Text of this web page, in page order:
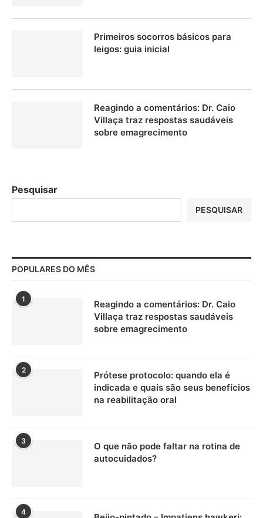
Primeiros socorros básicos para
leigos: guia inicial
Reagindo a comentários: Dr. Caio
Villaça traz respostas saudáveis
sobre emagrecimento
Pesquisar
PESQUISAR
POPULARES DO MÊS
1
Reagindo a comentários: Dr. Caio
Villaça traz respostas saudáveis
sobre emagrecimento
2
Prótese protocolo: quando ela é
indicada e quais são seus benefícios
na reabilitação oral
3
O que não pode faltar na rotina de
autocuidados?
4